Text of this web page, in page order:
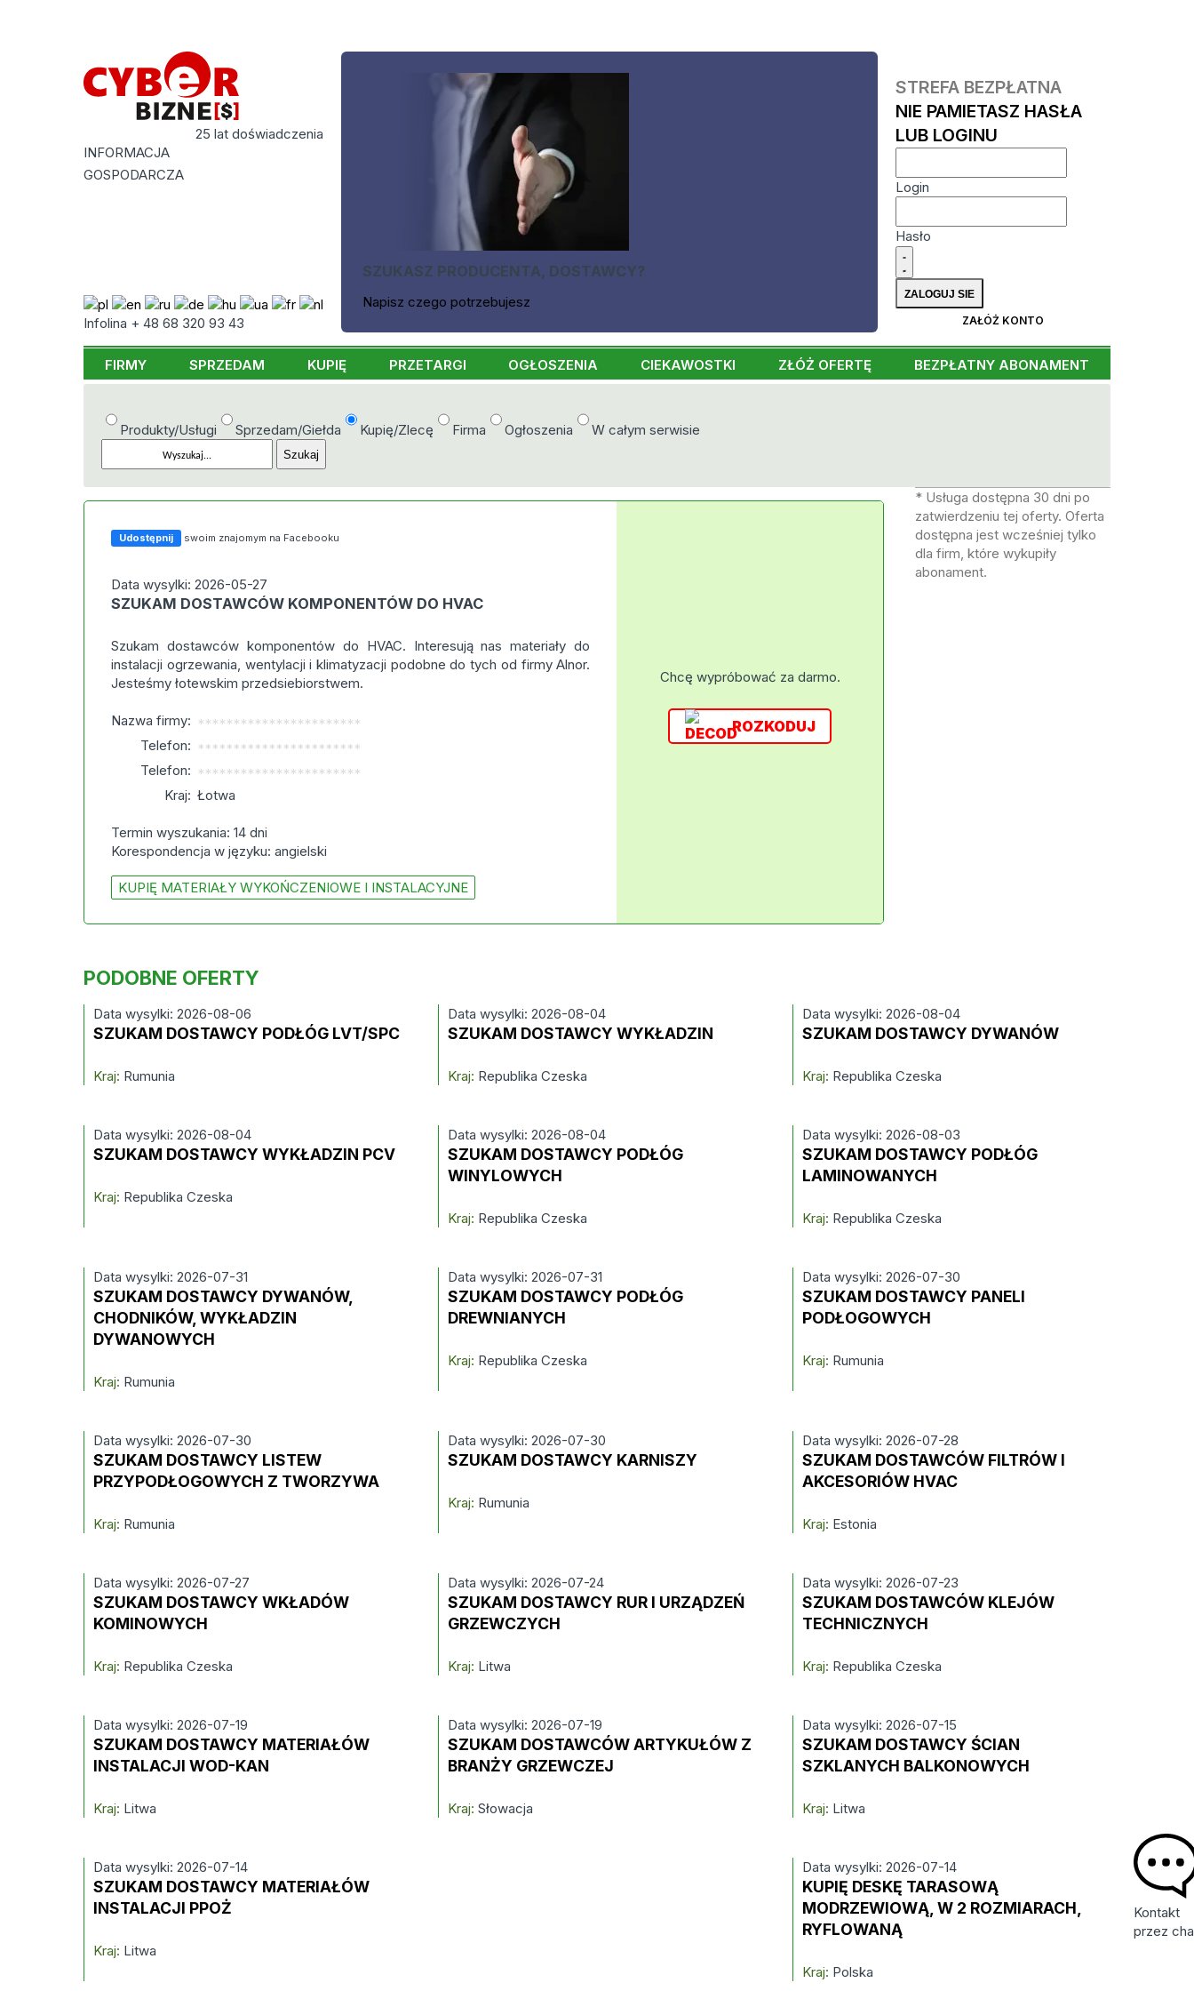
25 lat doświadczenia
INFORMACJA
GOSPODARCZA
Infolina + 48 68 320 93 43
SZUKASZ PRODUCENTA, DOSTAWCY?
Napisz czego potrzebujesz
STREFA BEZPŁATNA
NIE PAMIETASZ HASŁA
LUB LOGINU
Login
Hasło
ZAŁÓŻ KONTO
FIRMY SPRZEDAM KUPIĘ PRZETARGI OGŁOSZENIA CIEKAWOSTKI ZŁÓŻ OFERTĘ BEZPŁATNY ABONAMENT
Produkty/Usługi Sprzedam/Giełda Kupię/Zlecę Firma Ogłoszenia W całym serwisie
Udostępnij swoim znajomym na Facebooku
Data wysylki: 2026-05-27
SZUKAM DOSTAWCÓW KOMPONENTÓW DO HVAC
Szukam dostawców komponentów do HVAC. Interesują nas materiały do
instalacji ogrzewania, wentylacji i klimatyzacji podobne do tych od firmy Alnor.
Jesteśmy łotewskim przedsiebiorstwem.
Nazwa firmy: ***********************
Telefon: ***********************
Telefon: ***********************
Kraj: Łotwa
Termin wyszukania: 14 dni
Korespondencja w języku: angielski
KUPIĘ MATERIAŁY WYKOŃCZENIOWE I INSTALACYJNE
Chcę wypróbować za darmo.
ROZKODUJ
* Usługa dostępna 30 dni po
zatwierdzeniu tej oferty. Oferta
dostępna jest wcześniej tylko
dla firm, które wykupiły
abonament.
PODOBNE OFERTY
Data wysylki: 2026-08-06
SZUKAM DOSTAWCY PODŁÓG LVT/SPC
Kraj: Rumunia
Data wysylki: 2026-08-04
SZUKAM DOSTAWCY WYKŁADZIN
Kraj: Republika Czeska
Data wysylki: 2026-08-04
SZUKAM DOSTAWCY DYWANÓW
Kraj: Republika Czeska
Data wysylki: 2026-08-04
SZUKAM DOSTAWCY WYKŁADZIN PCV
Kraj: Republika Czeska
Data wysylki: 2026-08-04
SZUKAM DOSTAWCY PODŁÓG
WINYLOWYCH
Kraj: Republika Czeska
Data wysylki: 2026-08-03
SZUKAM DOSTAWCY PODŁÓG
LAMINOWANYCH
Kraj: Republika Czeska
Data wysylki: 2026-07-31
SZUKAM DOSTAWCY DYWANÓW,
CHODNIKÓW, WYKŁADZIN
DYWANOWYCH
Kraj: Rumunia
Data wysylki: 2026-07-31
SZUKAM DOSTAWCY PODŁÓG
DREWNIANYCH
Kraj: Republika Czeska
Data wysylki: 2026-07-30
SZUKAM DOSTAWCY PANELI
PODŁOGOWYCH
Kraj: Rumunia
Data wysylki: 2026-07-30
SZUKAM DOSTAWCY LISTEW
PRZYPODŁOGOWYCH Z TWORZYWA
Kraj: Rumunia
Data wysylki: 2026-07-30
SZUKAM DOSTAWCY KARNISZY
Kraj: Rumunia
Data wysylki: 2026-07-28
SZUKAM DOSTAWCÓW FILTRÓW I
AKCESORIÓW HVAC
Kraj: Estonia
Data wysylki: 2026-07-27
SZUKAM DOSTAWCY WKŁADÓW
KOMINOWYCH
Kraj: Republika Czeska
Data wysylki: 2026-07-24
SZUKAM DOSTAWCY RUR I URZĄDZEŃ
GRZEWCZYCH
Kraj: Litwa
Data wysylki: 2026-07-23
SZUKAM DOSTAWCÓW KLEJÓW
TECHNICZNYCH
Kraj: Republika Czeska
Data wysylki: 2026-07-19
SZUKAM DOSTAWCY MATERIAŁÓW
INSTALACJI WOD-KAN
Kraj: Litwa
Data wysylki: 2026-07-19
SZUKAM DOSTAWCÓW ARTYKUŁÓW Z
BRANŻY GRZEWCZEJ
Kraj: Słowacja
Data wysylki: 2026-07-15
SZUKAM DOSTAWCY ŚCIAN
SZKLANYCH BALKONOWYCH
Kraj: Litwa
Data wysylki: 2026-07-14
SZUKAM DOSTAWCY MATERIAŁÓW
INSTALACJI PPOŻ
Kraj: Litwa
Data wysylki: 2026-07-14
KUPIĘ DESKĘ TARASOWĄ
MODRZEWIOWĄ, W 2 ROZMIARACH,
RYFLOWANĄ
Kraj: Polska
Kontakt
przez